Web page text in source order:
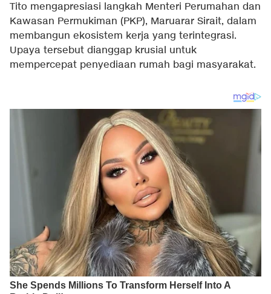
Tito mengapresiasi langkah Menteri Perumahan dan
Kawasan Permukiman (PKP), Maruarar Sirait, dalam
membangun ekosistem kerja yang terintegrasi.
Upaya tersebut dianggap krusial untuk
mempercepat penyediaan rumah bagi masyarakat.